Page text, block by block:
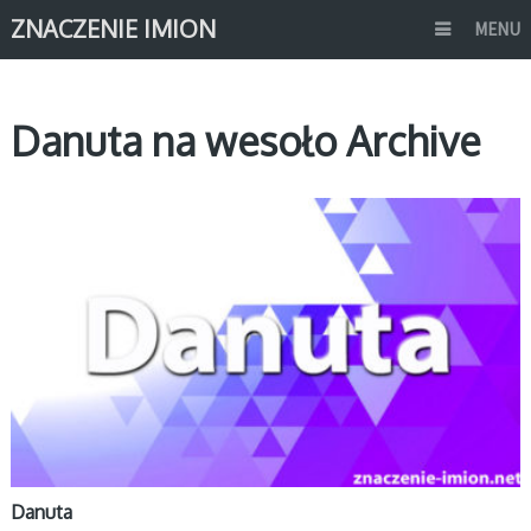
ZNACZENIE IMION MENU
Danuta na wesoło Archive
Danuta